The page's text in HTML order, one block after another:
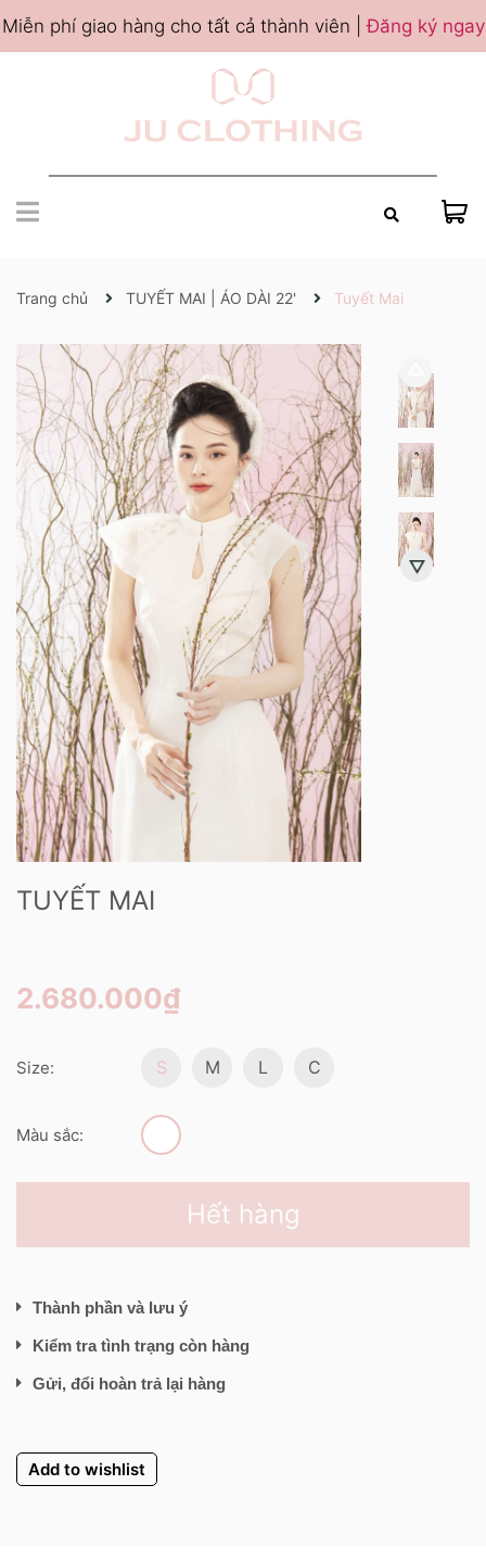
Miễn phí giao hàng cho tất cả thành viên |Đăng ký ngay
Trang chủ TUYẾT MAI | ÁO DÀI 22' Tuyết Mai
TUYẾT MAI
2.680.000₫
Size: S M L C
Màu sắc:
Hết hàng
Thành phần và lưu ý
Kiểm tra tình trạng còn hàng
Gửi, đổi hoàn trả lại hàng
Add to wishlist